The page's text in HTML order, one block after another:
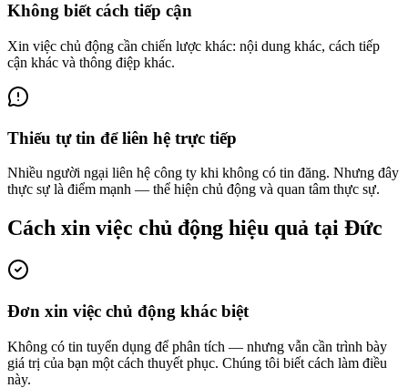
Không biết cách tiếp cận
Xin việc chủ động cần chiến lược khác: nội dung khác, cách tiếp
cận khác và thông điệp khác.
Thiếu tự tin để liên hệ trực tiếp
Nhiều người ngại liên hệ công ty khi không có tin đăng. Nhưng đây
thực sự là điểm mạnh — thể hiện chủ động và quan tâm thực sự.
Cách xin việc chủ động hiệu quả tại Đức
Đơn xin việc chủ động khác biệt
Không có tin tuyển dụng để phân tích — nhưng vẫn cần trình bày
giá trị của bạn một cách thuyết phục. Chúng tôi biết cách làm điều
này.